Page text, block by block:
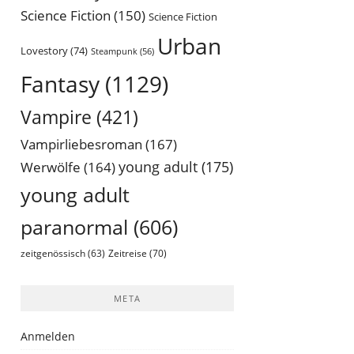
Science Fiction (150) Science Fiction
Lovestory(74) Steampunk (56) Urban
Fantasy (1129)
Vampire (421)
Vampirliebesroman (167)
Werwölfe (164)young adult (175)
young adult
paranormal (606)
zeitgenössisch (63) Zeitreise (70)
META
Anmelden